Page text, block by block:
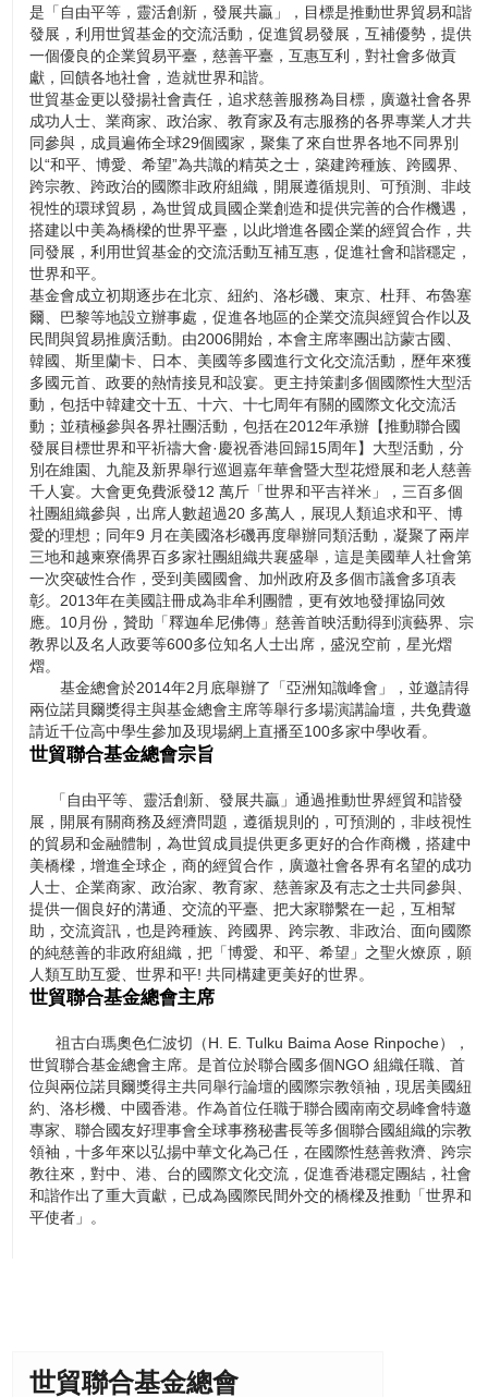
是「自由平等，靈活創新，發展共贏」，目標是推動世界貿易和諧
發展，利用世貿基金的交流活動，促進貿易發展，互補優勢，提供
一個優良的企業貿易平臺，慈善平臺，互惠互利，對社會多做貢
獻，回饋各地社會，造就世界和諧。
世貿基金更以發揚社會責任，追求慈善服務為目標，廣邀社會各界
成功人士、業商家、政治家、教育家及有志服務的各界專業人才共
同參與，成員遍佈全球29個國家，聚集了來自世界各地不同界別
以“和平、博愛、希望”為共識的精英之士，築建跨種族、跨國界、
跨宗教、跨政治的國際非政府組織，開展遵循規則、可預測、非歧
視性的環球貿易，為世貿成員國企業創造和提供完善的合作機遇，
搭建以中美為橋樑的世界平臺，以此增進各國企業的經貿合作，共
同發展，利用世貿基金的交流活動互補互惠，促進社會和諧穩定，
世界和平。
基金會成立初期逐步在北京、紐約、洛杉磯、東京、杜拜、布魯塞
爾、巴黎等地設立辦事處，促進各地區的企業交流與經貿合作以及
民間與貿易推廣活動。由2006開始，本會主席率團出訪蒙古國、
韓國、斯里蘭卡、日本、美國等多國進行文化交流活動，歷年來獲
多國元首、政要的熱情接見和設宴。更主持策劃多個國際性大型活
動，包括中韓建交十五、十六、十七周年有關的國際文化交流活
動；並積極參與各界社團活動，包括在2012年承辦【推動聯合國
發展目標世界和平祈禱大會·慶祝香港回歸15周年】大型活動，分
別在維園、九龍及新界舉行巡迴嘉年華會暨大型花燈展和老人慈善
千人宴。大會更免費派發12 萬斤「世界和平吉祥米」，三百多個
社團組織參與，出席人數超過20 多萬人，展現人類追求和平、博
愛的理想；同年9 月在美國洛杉磯再度舉辦同類活動，凝聚了兩岸
三地和越柬寮僑界百多家社團組織共襄盛舉，這是美國華人社會第
一次突破性合作，受到美國國會、加州政府及多個市議會多項表
彰。2013年在美國註冊成為非牟利團體，更有效地發揮協同效
應。10月份，贊助「釋迦牟尼佛傳」慈善首映活動得到演藝界、宗
教界以及名人政要等600多位知名人士出席，盛況空前，星光熠
熠。
基金總會於2014年2月底舉辦了「亞洲知識峰會」，並邀請得
兩位諾貝爾獎得主與基金總會主席等舉行多場演講論壇，共免費邀
請近千位高中學生參加及現場網上直播至100多家中學收看。
世貿聯合基金總會宗旨
「自由平等、靈活創新、發展共贏」通過推動世界經貿和諧發
展，開展有關商務及經濟問題，遵循規則的，可預測的，非歧視性
的貿易和金融體制，為世貿成員提供更多更好的合作商機，搭建中
美橋樑，增進全球企，商的經貿合作，廣邀社會各界有名望的成功
人士、企業商家、政治家、教育家、慈善家及有志之士共同參與、
提供一個良好的溝通、交流的平臺、把大家聯繫在一起，互相幫
助，交流資訊，也是跨種族、跨國界、跨宗教、非政治、面向國際
的純慈善的非政府組織，把「博愛、和平、希望」之聖火燎原，願
人類互助互愛、世界和平! 共同構建更美好的世界。
世貿聯合基金總會主席
祖古白瑪奧色仁波切（H. E. Tulku Baima Aose Rinpoche），
世貿聯合基金總會主席。是首位於聯合國多個NGO 組織任職、首
位與兩位諾貝爾獎得主共同舉行論壇的國際宗教領袖，現居美國紐
約、洛杉機、中國香港。作為首位任職于聯合國南南交易峰會特邀
專家、聯合國友好理事會全球事務秘書長等多個聯合國組織的宗教
領袖，十多年來以弘揚中華文化為己任，在國際性慈善救濟、跨宗
教往來，對中、港、台的國際文化交流，促進香港穩定團結，社會
和諧作出了重大貢獻，已成為國際民間外交的橋樑及推動「世界和
平使者」。
世貿聯合基金總會